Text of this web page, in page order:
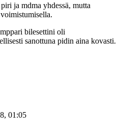
ja mdma yhdessä, mutta
bilesettini oli
sanottuna pidin aina kovasti.
01:05